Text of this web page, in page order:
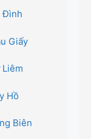
Đình
Giấy
Hồ
Biên